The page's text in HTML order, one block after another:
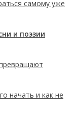
самому уже
и поэзии
начать и как не